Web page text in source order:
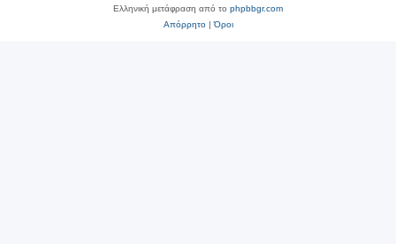
Ελληνική μετάφραση από το phpbbgr.com
Απόρρητο|Όροι